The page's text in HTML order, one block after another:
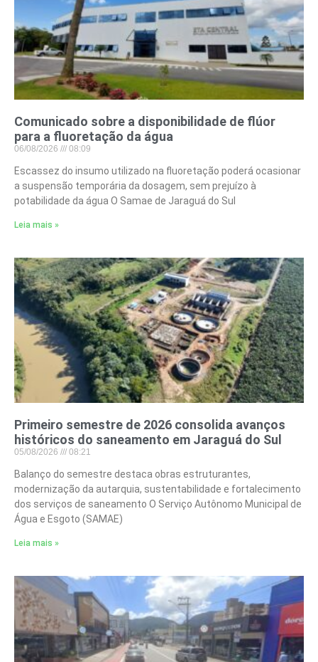
Comunicado sobre a disponibilidade de flúor
para a fluoretação da água
06/08/2026 08:09
Escassez do insumo utilizado na fluoretação poderá ocasionar
a suspensão temporária da dosagem, sem prejuízo à
potabilidade da água O Samae de Jaraguá do Sul
Leia mais »
Primeiro semestre de 2026 consolida avanços
históricos do saneamento em Jaraguá do Sul
05/08/2026 08:21
Balanço do semestre destaca obras estruturantes,
modernização da autarquia, sustentabilidade e fortalecimento
dos serviços de saneamento O Serviço Autônomo Municipal de
Água e Esgoto (SAMAE)
Leia mais »